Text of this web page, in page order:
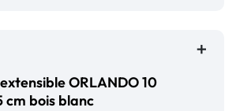
ORLANDO 10
cm bois blanc